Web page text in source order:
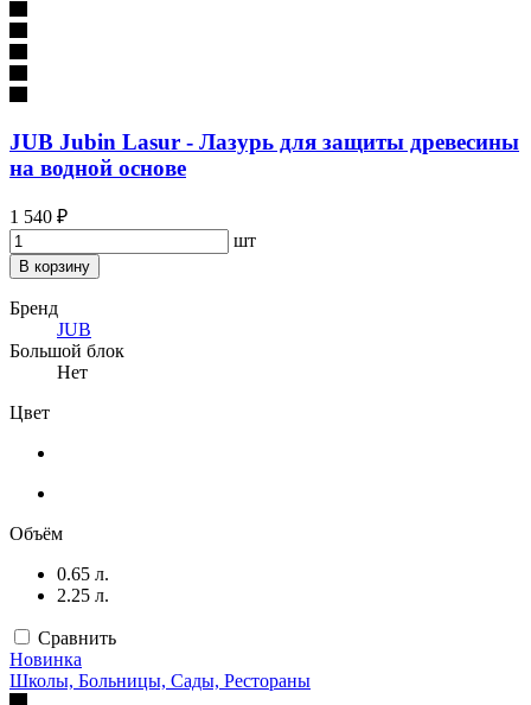
JUB Jubin Lasur - Лазурь для защиты древесины
на водной основе
1 540 ₽
шт
В корзину
Бренд
JUB
Большой блок
Нет
Цвет
Объём
0.65 л.
2.25 л.
Сравнить
Новинка
Школы, Больницы, Сады, Рестораны